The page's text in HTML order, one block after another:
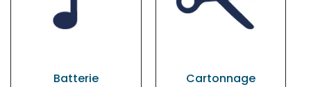
Batterie Cartonnage